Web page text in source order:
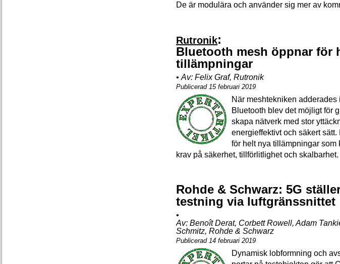
De är modulära och använder sig mer av
Rutronik:
Bluetooth mesh öppnar för
tillämpningar
• Av: Felix Graf, Rutronik
Publicerad 15 februari 2019
När meshtekniken adderades
Bluetooth blev det möjligt för
skapa nätverk med stor
energieffektivt och säkert
för helt nya tillämpningar som
krav på säkerhet, tillförlitlighet och skalbarhet.
Rohde & Schwarz: 5G
testning via luftgränssnittet
•
Av: Benoît Derat, Corbett Rowell, Adam
Schmitz, Rohde & Schwarz
Publicerad 14 februari 2019
Dynamisk lobformning och